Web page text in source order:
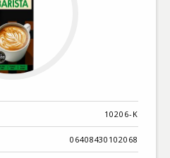
10206-K
06408430102068